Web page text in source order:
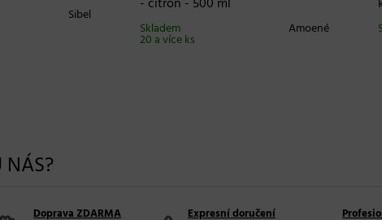
20 a více ks
Skladem 7
NÁS?
Doprava ZDARMA Expresní doručení